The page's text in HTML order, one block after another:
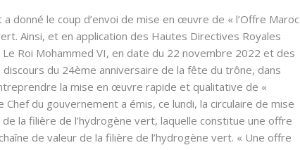
donné le coup d’envoi de mise en œuvre de « l’Offre Maroc
Ainsi, et en application des Hautes Directives Royales
Le Roi Mohammed VI, en date du 22 novembre 2022 et des
du 24ème anniversaire de la fête du trône, dans
la mise en œuvre rapide et qualitative de «
du gouvernement a émis, ce lundi, la circulaire de mise
la filière de l’hydrogène vert, laquelle constitue une offre
de valeur de la filière de l’hydrogène vert. « Une offre